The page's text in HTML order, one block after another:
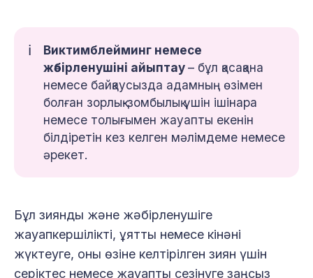
ℹ️
Виктимблейминг немесе
жәбірленушіні айыптау– бұл қасақана
немесе байқаусызда адамның өзімен
болған зорлық-зомбылық үшін ішінара
немесе толығымен жауапты екенін
білдіретін кез келген мәлімдеме немесе
әрекет.
Бұл зиянды және жәбірленушіге
жауапкершілікті, ұятты немесе кінәні
жүктеуге, оны өзіне келтірілген зиян үшін
серіктес немесе жауапты сезінуге заңсыз